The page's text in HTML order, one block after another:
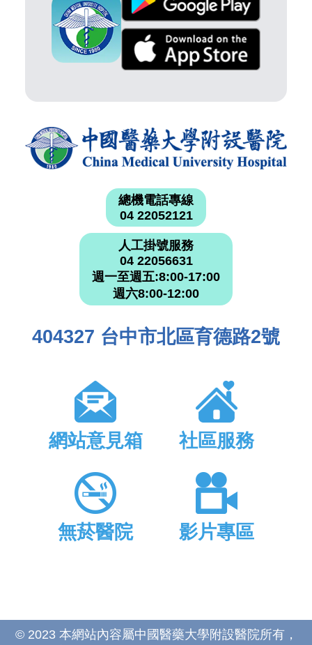
總機電話專線
04 22052121
人工掛號服務
04 22056631
週一至週五:8:00-17:00
週六8:00-12:00
404327 台中市北區育德路2號
網站意見箱 社區服務
無菸醫院 影片專區
© 2023 本網站內容屬中國醫藥大學附設醫院所有，